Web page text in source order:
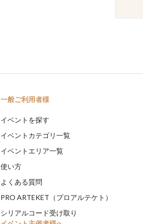
一般ご利用者様
イベントを探す
イベントカテゴリ一覧
イベントエリア一覧
使い方
よくある質問
PRO ARTEKET（プロアルテケト）
シリアルコード受け取り